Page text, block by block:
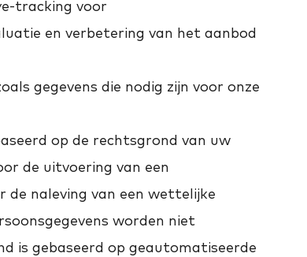
tracking voor
en verbetering van het aanbod
gegevens die nodig zijn voor onze
op de rechtsgrond van uw
de uitvoering van een
de naleving van een wettelijke
worden niet
is gebaseerd op geautomatiseerde